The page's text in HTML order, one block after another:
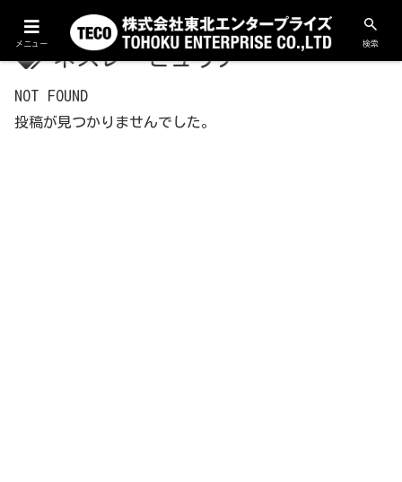
ネスレ・ピュリナ
NOT FOUND
投稿が見つかりませんでした。
メニュー 検索